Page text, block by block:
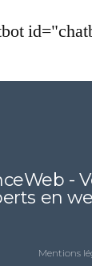
-
en
Mentions